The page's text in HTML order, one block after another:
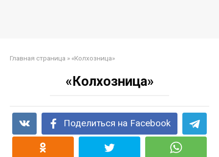
Главная страница » «Колхозница»
«Колхозница»
Поделиться на Facebook